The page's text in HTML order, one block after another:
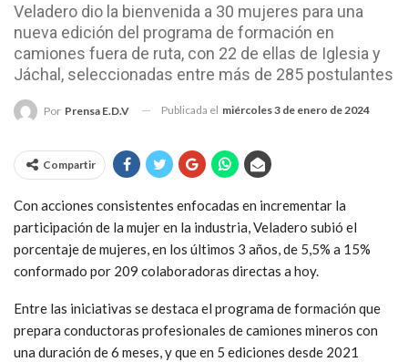
Veladero dio la bienvenida a 30 mujeres para una
nueva edición del programa de formación en
camiones fuera de ruta, con 22 de ellas de Iglesia y
Jáchal, seleccionadas entre más de 285 postulantes
Por Prensa E.D.V Publicada el miércoles 3 de enero de 2024
Compartir
Con acciones consistentes enfocadas en incrementar la
participación de la mujer en la industria, Veladero subió el
porcentaje de mujeres, en los últimos 3 años, de 5,5% a 15%
conformado por 209 colaboradoras directas a hoy.
Entre las iniciativas se destaca el programa de formación que
prepara conductoras profesionales de camiones mineros con
una duración de 6 meses, y que en 5 ediciones desde 2021